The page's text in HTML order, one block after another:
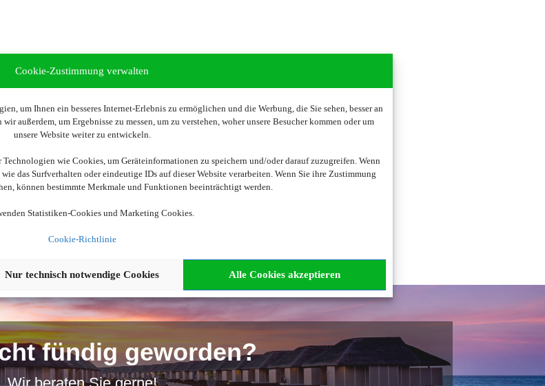
Cookie-Zustimmung verwalten
um Ihnen ein besseres Internet-Erlebnis zu ermöglichen und die Werbung, die Sie sehen, besser an
außerdem, um Ergebnisse zu messen, um zu verstehen, woher unsere Besucher kommen oder um
unsere Website weiter zu entwickeln.
wie Cookies, um Geräteinformationen zu speichern und/oder darauf zuzugreifen. Wenn
das Surfverhalten oder eindeutige IDs auf dieser Website verarbeiten. Wenn Sie ihre Zustimmung
können bestimmte Merkmale und Funktionen beeinträchtigt werden.
Statistiken-Cookies und Marketing Cookies.
Cookie-Richtlinie
Alle Cookies akzeptieren
Nur technisch notwendige Cookies
Ihre Einwilligung
Cookies akzeptieren
fündig geworden?